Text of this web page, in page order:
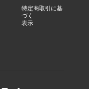
特定商取引に基
づく
表示